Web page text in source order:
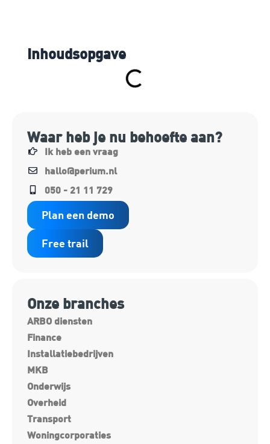
Inhoudsopgave
Waar heb je nu behoefte aan?
Ik heb een vraag
hallo@perium.nl
050 - 21 11 729
Plan een demo
Free trail
Onze branches
ARBO diensten
Finance
Installatiebedrijven
MKB
Onderwijs
Overheid
Transport
Woningcorporaties